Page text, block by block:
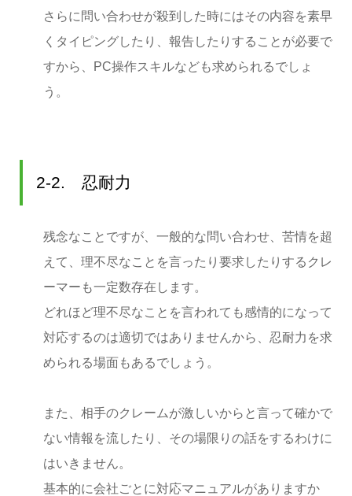
さらに問い合わせが殺到した時にはその内容を素早
くタイピングしたり、報告したりすることが必要で
すから、PC操作スキルなども求められるでしょ
う。
2-2. 忍耐力
残念なことですが、一般的な問い合わせ、苦情を超
えて、理不尽なことを言ったり要求したりするクレ
ーマーも一定数存在します。
どれほど理不尽なことを言われても感情的になって
対応するのは適切ではありませんから、忍耐力を求
められる場面もあるでしょう。
また、相手のクレームが激しいからと言って確かで
ない情報を流したり、その場限りの話をするわけに
はいきません。
基本的に会社ごとに対応マニュアルがありますか